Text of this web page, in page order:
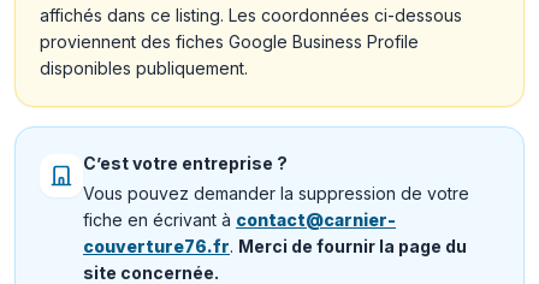
affichés dans ce listing. Les coordonnées ci-dessous
proviennent des fiches Google Business Profile
disponibles publiquement.
C’est votre entreprise ?
Vous pouvez demander la suppression de votre
fiche en écrivant à contact@carnier-
couverture76.fr. Merci de fournir la page du
site concernée.